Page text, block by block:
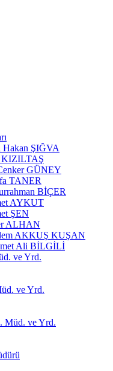
Hakan ŞIĞVA
KIZILTAŞ
GÜNEY
TANER
BİÇER
AYKUT
ŞEN
ALHAN
AKKUŞ KUŞAN
Ali BİLGİLİ
ve Yrd.
ve Yrd.
Müd. ve Yrd.